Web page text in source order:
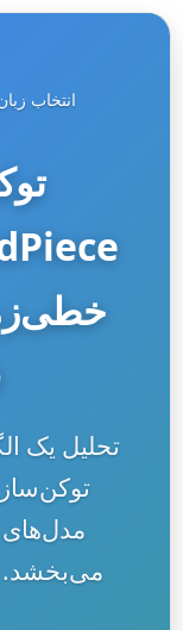
انتخاب
تحلیل یک
می‌بخشد.